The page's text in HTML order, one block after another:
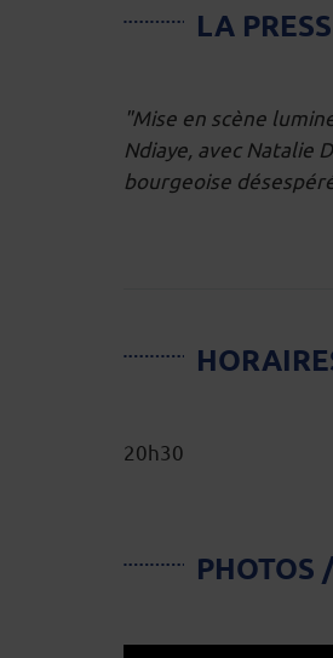
LA
"Mise en scène
Ndiaye, avec Natalie
bourgeoise
20h30
PHOTOS